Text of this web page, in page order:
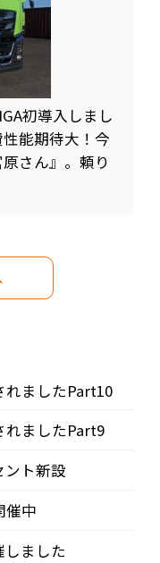
初導入しまし
能期待大！今
さん』。頼り
れましたPart10
れましたPart9
ント新設
催中
ました